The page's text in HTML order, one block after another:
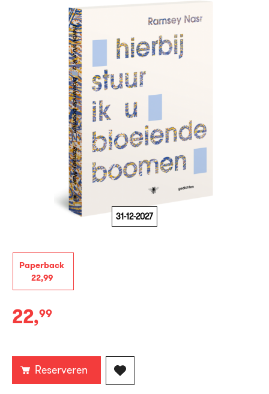
Paperback
22,99
Paperback:
22,99
Reserveren
31-12-2027